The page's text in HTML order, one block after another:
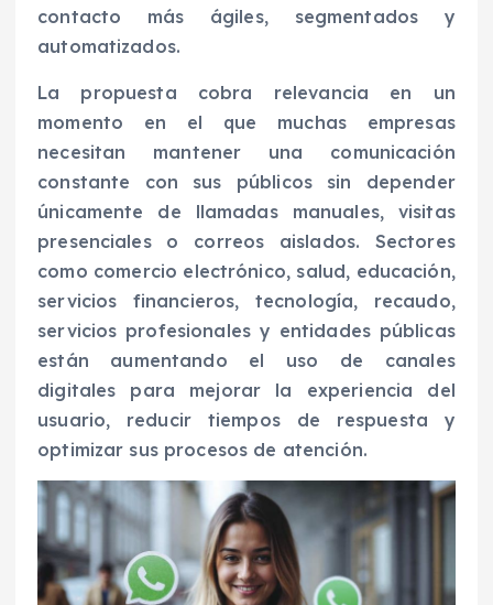
contacto más ágiles, segmentados y
automatizados.
La propuesta cobra relevancia en un
momento en el que muchas empresas
necesitan mantener una comunicación
constante con sus públicos sin depender
únicamente de llamadas manuales, visitas
presenciales o correos aislados. Sectores
como comercio electrónico, salud, educación,
servicios financieros, tecnología, recaudo,
servicios profesionales y entidades públicas
están aumentando el uso de canales
digitales para mejorar la experiencia del
usuario, reducir tiempos de respuesta y
optimizar sus procesos de atención.